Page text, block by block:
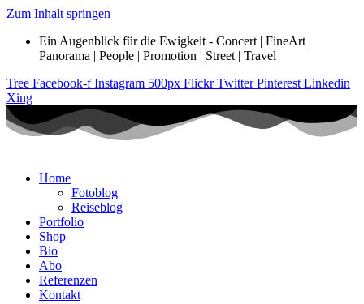
Zum Inhalt springen
Ein Augenblick für die Ewigkeit - Concert | FineArt |
Panorama | People | Promotion | Street | Travel
Tree Facebook-f Instagram 500px Flickr Twitter Pinterest Linkedin
Xing
Home
Fotoblog
Reiseblog
Portfolio
Shop
Bio
Abo
Referenzen
Kontakt